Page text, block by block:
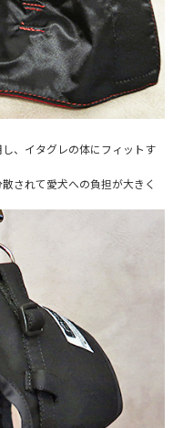
、イタグレの体にフィットす
されて愛犬への負担が大きく